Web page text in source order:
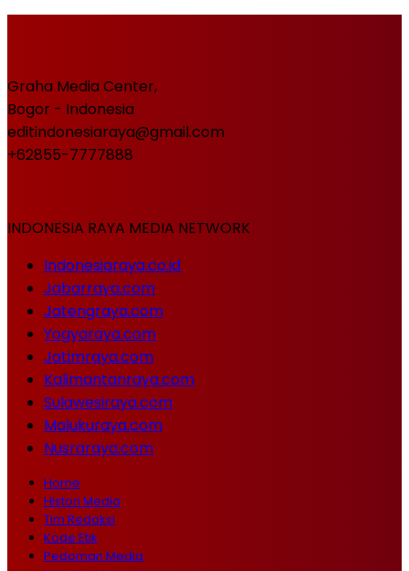
Graha Media Center,
Bogor - Indonesia
editindonesiaraya@gmail.com
+62855-7777888
INDONESIA RAYA MEDIA NETWORK
Indonesiaraya.co.id
Jabarraya.com
Jatengraya.com
Yogyaraya.com
Jatimraya.com
Kalimantanraya.com
Sulawesiraya.com
Malukuraya.com
Nusraraya.com
Home
Histori Media
Tim Redaksi
Kode Etik
Pedoman Media